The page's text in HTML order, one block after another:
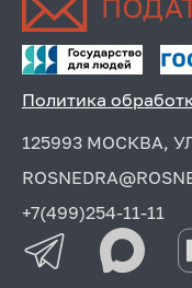
Политика
125993 МОСКВА,
+7(499)254-11-11